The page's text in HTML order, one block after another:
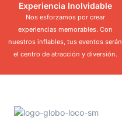
Experiencia Inolvidable
Nos esforzamos por crear
experiencias memorables. Con
nuestros inflables, tus eventos serán
el centro de atracción y diversión.